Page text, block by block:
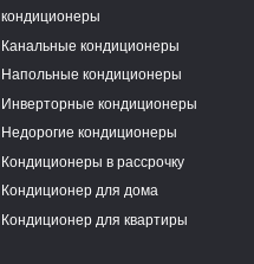
кондиционеры
Канальные кондиционеры
Напольные кондиционеры
Инверторные кондиционеры
Недорогие кондиционеры
Кондиционеры в рассрочку
Кондиционер для дома
Кондиционер для квартиры